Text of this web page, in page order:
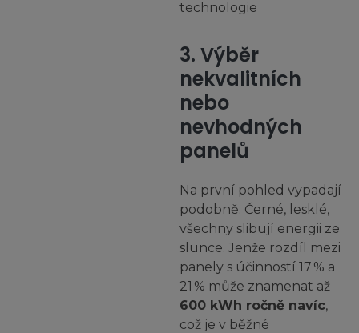
3. Výběr
nekvalitních
nebo
nevhodných
panelů
Na první pohled vypadají
podobně. Černé, lesklé,
všechny slibují energii ze
slunce. Jenže rozdíl mezi
panely s účinností 17 % a
21 % může znamenat až
600 kWh ročně navíc,
což je v běžné
Výběrem řešení automaticky